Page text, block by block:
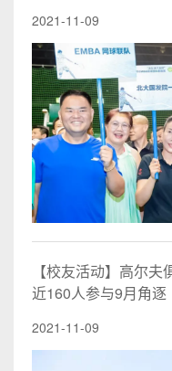
2021-11-09
【校友活动】高尔夫
近160人参与9月角逐
2021-11-09